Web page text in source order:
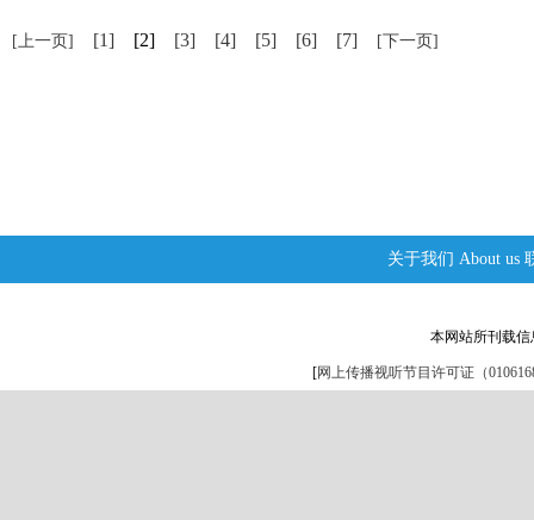
[上一页] [1] [2] [3] [4] [5] [6] [7] [下一页]
关于我们 About us
本网站所刊载
[网上传播视听节目许可证（